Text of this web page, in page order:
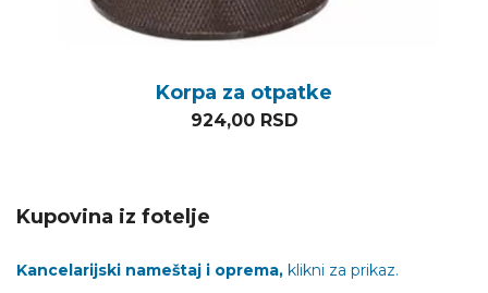
Korpa za otpatke
924,00 RSD
Kupovina iz fotelje
Kancelarijski nameštaj i oprema, klikni za prikaz.